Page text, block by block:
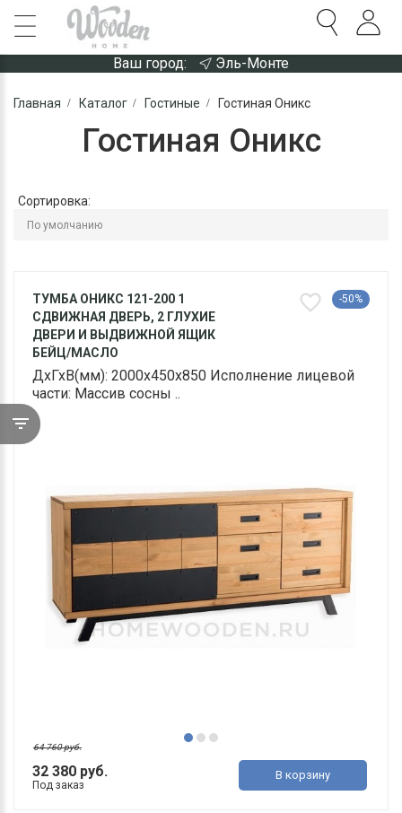
Ваш город: Эль-Монте
Главная Каталог Гостиные Гостиная Оникс
Гостиная Оникс
Сортировка:
ТУМБА ОНИКС 121-200 1
СДВИЖНАЯ ДВЕРЬ, 2 ГЛУХИЕ
ДВЕРИ И ВЫДВИЖНОЙ ЯЩИК
БЕЙЦ/МАСЛО
-50%
ДхГхВ(мм): 2000х450х850 Исполнение лицевой
части: Массив сосны ..
32 380 руб.
64 760 руб.
Под заказ
В корзину